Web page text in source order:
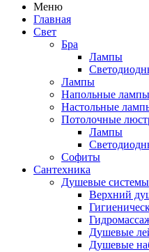
Меню
Главная
Свет
Бра
Лампы
Лампы
Напольные лампы
Настольные
Потолочные
Лампы
Софиты
Сантехника
Душевые системы
Верхний
Душевые
Душевые